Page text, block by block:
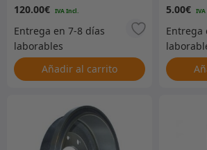
120.00€
Añadir al carrito
5.00€